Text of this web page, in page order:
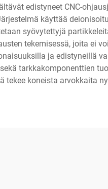
edistyneet CNC-
käyttää
syövytettyjä
tekemisessä, joita ei
ja edistyneillä
tarkkakomponenttien
koneista arvokkaita